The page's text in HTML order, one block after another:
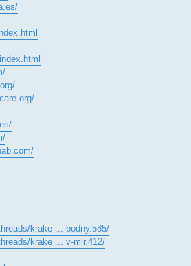
krake ... bodny.585/
krake ... v-mir.412/